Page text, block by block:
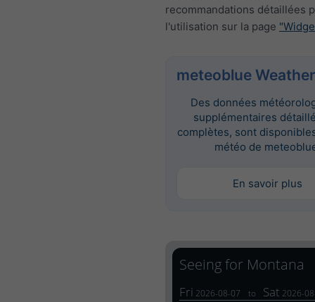
recommandations détaillées
l'utilisation sur la page
meteoblue
Des données
supplémentaires
complètes, sont
météo de
En savoir plus